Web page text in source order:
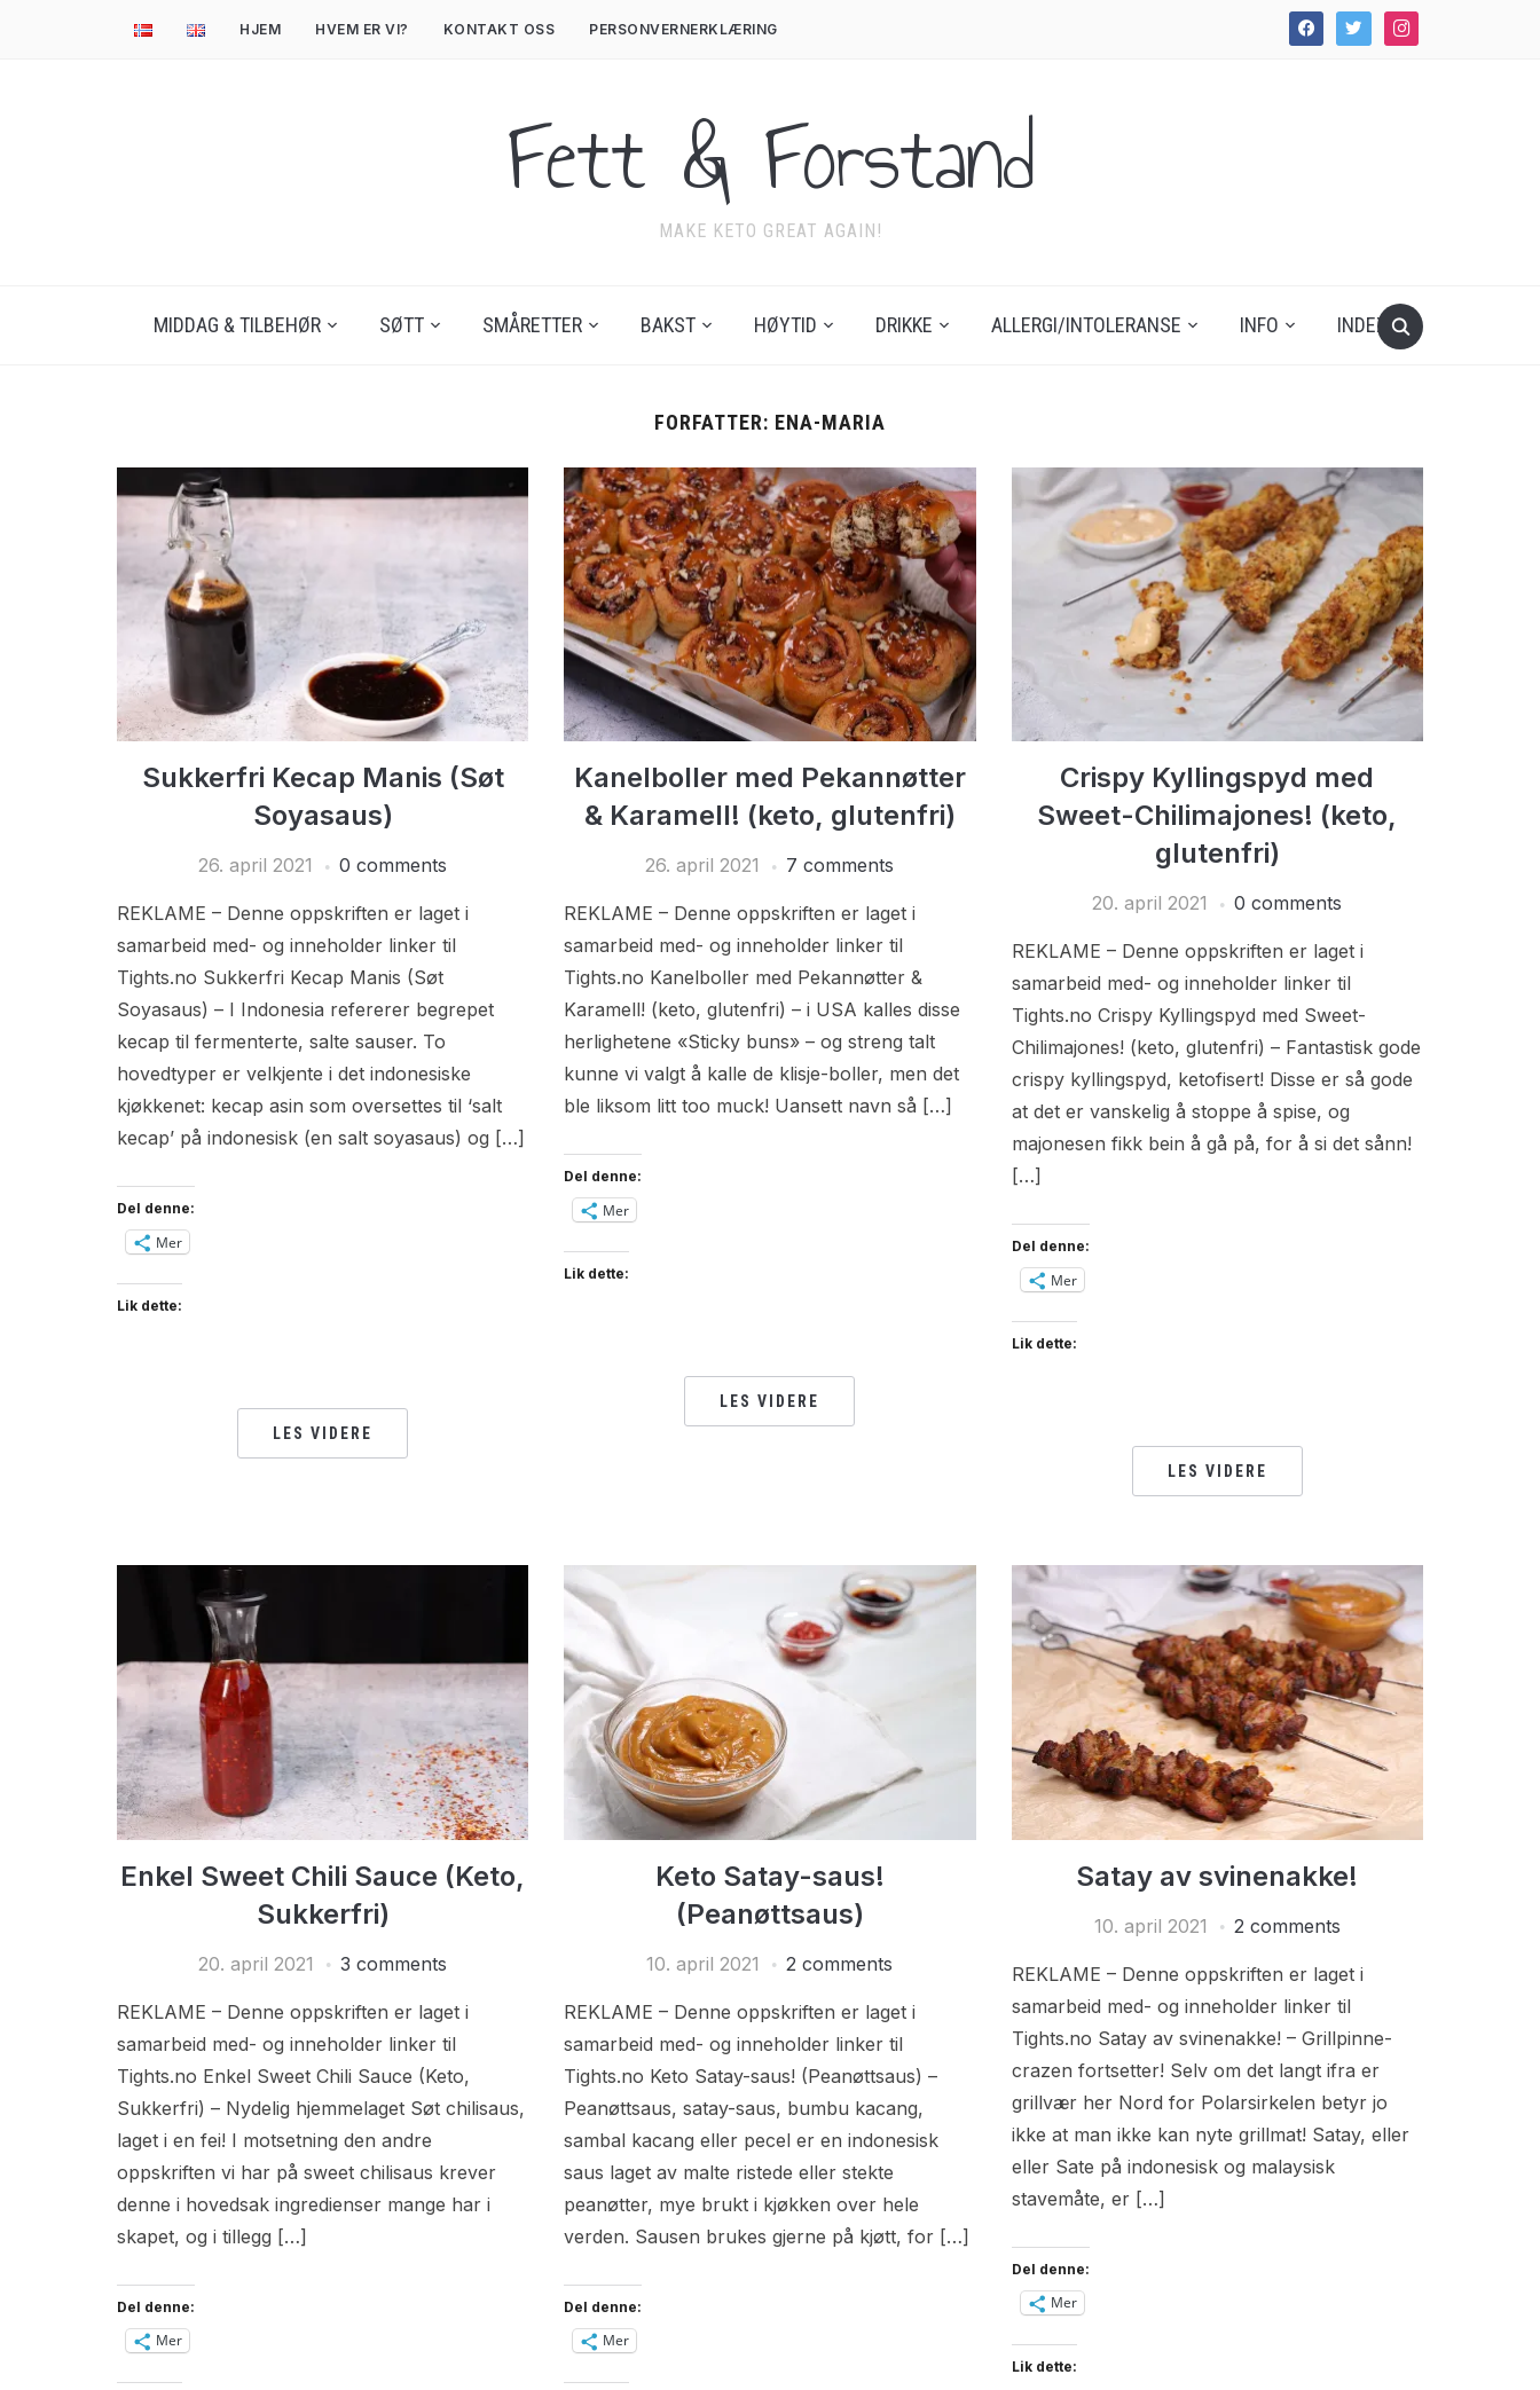
facebooktwitter instagram
HJEM HVEM ER VI? KONTAKT OSS PERSONVERNERKLÆRING
Fett & Forstand
MAKE KETO GREAT AGAIN!
MIDDAG & TILBEHØR SØTT SMÅRETTER BAKST HØYTID DRIKKE ALLERGI/INTOLERANSE INFO INDEX
FORFATTER: ENA-MARIA
Sukkerfri Kecap Manis (Søt
Soyasaus)
26. april 2021 0 comments
REKLAME – Denne oppskriften er laget i
samarbeid med- og inneholder linker til
Tights.no Sukkerfri Kecap Manis (Søt
Soyasaus) – I Indonesia refererer begrepet
kecap til fermenterte, salte sauser. To
hovedtyper er velkjente i det indonesiske
kjøkkenet: kecap asin som oversettes til ‘salt
kecap’ på indonesisk (en salt soyasaus) og […]
Del denne:
Mer
Lik dette:
LES VIDERE
Kanelboller med Pekannøtter
& Karamell! (keto, glutenfri)
26. april 2021 7 comments
REKLAME – Denne oppskriften er laget i
samarbeid med- og inneholder linker til
Tights.no Kanelboller med Pekannøtter &
Karamell! (keto, glutenfri) – i USA kalles disse
herlighetene «Sticky buns» – og streng talt
kunne vi valgt å kalle de klisje-boller, men det
ble liksom litt too muck! Uansett navn så […]
Del denne:
Mer
Lik dette:
LES VIDERE
Crispy Kyllingspyd med
Sweet-Chilimajones! (keto,
glutenfri)
20. april 2021 0 comments
REKLAME – Denne oppskriften er laget i
samarbeid med- og inneholder linker til
Tights.no Crispy Kyllingspyd med Sweet-
Chilimajones! (keto, glutenfri) – Fantastisk gode
crispy kyllingspyd, ketofisert! Disse er så gode
at det er vanskelig å stoppe å spise, og
majonesen fikk bein å gå på, for å si det sånn!
[…]
Del denne:
Mer
Lik dette:
LES VIDERE
Enkel Sweet Chili Sauce (Keto,
Sukkerfri)
20. april 2021 3 comments
REKLAME – Denne oppskriften er laget i
samarbeid med- og inneholder linker til
Tights.no Enkel Sweet Chili Sauce (Keto,
Sukkerfri) – Nydelig hjemmelaget Søt chilisaus,
laget i en fei! I motsetning den andre
oppskriften vi har på sweet chilisaus krever
denne i hovedsak ingredienser mange har i
skapet, og i tillegg […]
Del denne:
Mer
Keto Satay-saus!
(Peanøttsaus)
10. april 2021 2 comments
REKLAME – Denne oppskriften er laget i
samarbeid med- og inneholder linker til
Tights.no Keto Satay-saus! (Peanøttsaus) –
Peanøttsaus, satay-saus, bumbu kacang,
sambal kacang eller pecel er en indonesisk
saus laget av malte ristede eller stekte
peanøtter, mye brukt i kjøkken over hele
verden. Sausen brukes gjerne på kjøtt, for […]
Del denne:
Mer
Satay av svinenakke!
10. april 2021 2 comments
REKLAME – Denne oppskriften er laget i
samarbeid med- og inneholder linker til
Tights.no Satay av svinenakke! – Grillpinne-
crazen fortsetter! Selv om det langt ifra er
grillvær her Nord for Polarsirkelen betyr jo
ikke at man ikke kan nyte grillmat! Satay, eller
eller Sate på indonesisk og malaysisk
stavemåte, er […]
Del denne:
Mer
Lik dette: